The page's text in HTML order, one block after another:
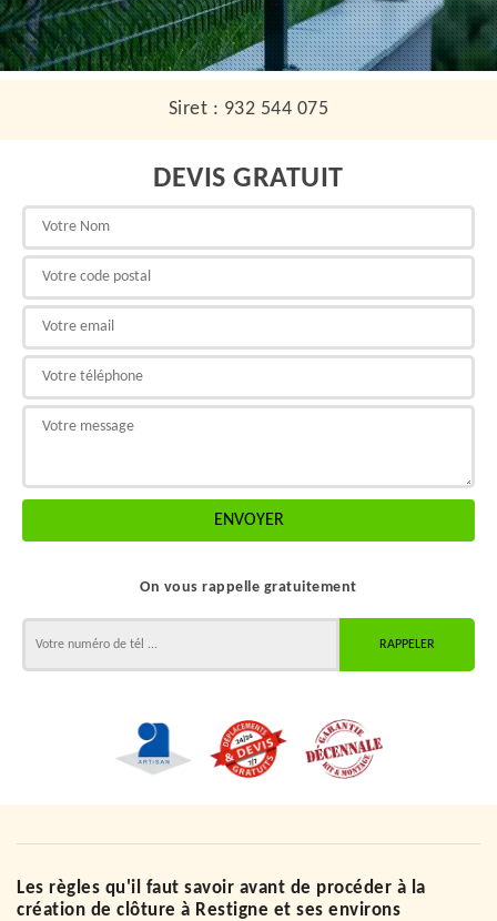
Siret : 932 544 075
DEVIS GRATUIT
On vous rappelle gratuitement
Les règles qu'il faut savoir avant de procéder à la
création de clôture à Restigne et ses environs